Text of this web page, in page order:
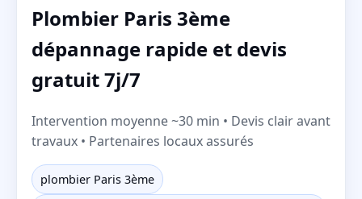
Plombier Paris 3ème
dépannage rapide et devis
gratuit 7j/7
Intervention moyenne ~30 min • Devis clair avant
travaux • Partenaires locaux assurés
plombier Paris 3ème